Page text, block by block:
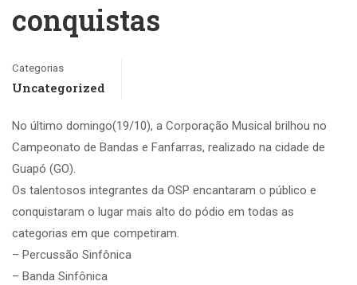
conquistas
Categorias
Uncategorized
No último domingo(19/10), a Corporação Musical brilhou no
Campeonato de Bandas e Fanfarras, realizado na cidade de
Guapó (GO).
Os talentosos integrantes da OSP encantaram o público e
conquistaram o lugar mais alto do pódio em todas as
categorias em que competiram.
– Percussão Sinfônica
– Banda Sinfônica